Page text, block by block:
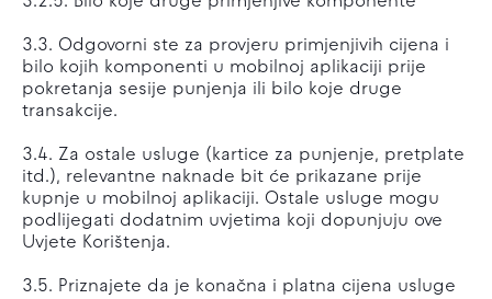
3.3. Odgovorni ste za provjeru primjenjivih cijena i
bilo kojih komponenti u mobilnoj aplikaciji prije
pokretanja sesije punjenja ili bilo koje druge
transakcije.
3.4. Za ostale usluge (kartice za punjenje, pretplate
itd.), relevantne naknade bit će prikazane prije
kupnje u mobilnoj aplikaciji. Ostale usluge mogu
podlijegati dodatnim uvjetima koji dopunjuju ove
Uvjete Korištenja.
3.5. Priznajete da je konačna i platna cijena usluge